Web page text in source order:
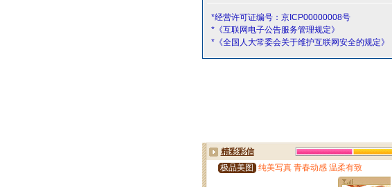
*经营许可证编号：京ICP00000008号
*《互联网电子公告服务管理规定》
*《全国人大常委会关于维护互联网安全的规定》